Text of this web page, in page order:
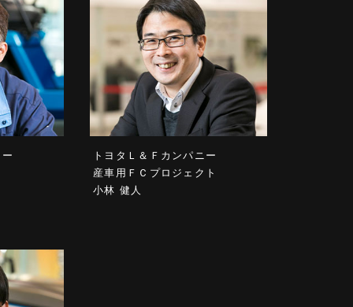
トヨタＬ＆Ｆカンパニー
産車用ＦＣプロジェクト
小林 健人